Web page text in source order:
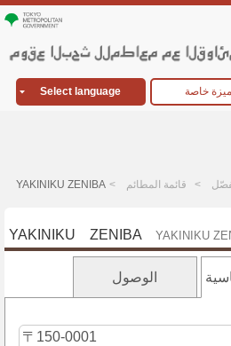
Select language ميزة خاصة
قائمة المطائم YAKINIKU ZENIBA
YAKINIKU ZENIBA YAKINIKU
الوصول
〒150-0001